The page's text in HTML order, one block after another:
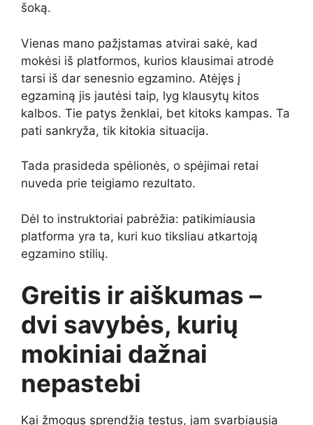
šoką.
Vienas mano pažįstamas atvirai sakė, kad
mokėsi iš platformos, kurios klausimai atrodė
tarsi iš dar senesnio egzamino. Atėjęs į
egzaminą jis jautėsi taip, lyg klausytų kitos
kalbos. Tie patys ženklai, bet kitoks kampas. Ta
pati sankryža, tik kitokia situacija.
Tada prasideda spėlionės, o spėjimai retai
nuveda prie teigiamo rezultato.
Dėl to instruktoriai pabrėžia: patikimiausia
platforma yra ta, kuri kuo tiksliau atkartoją
egzamino stilių.
Greitis ir aiškumas –
dvi savybės, kurių
mokiniai dažnai
nepastebi
Kai žmogus sprendžia testus, jam svarbiausia